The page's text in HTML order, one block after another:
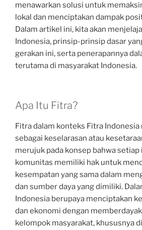
menawarkan solusi untuk
lokal dan menciptakan dampak
Dalam artikel ini, kita akan
Indonesia, prinsip-prinsip dasar
gerakan ini, serta penerapannya
terutama di masyarakat Indonesia.
Apa Itu Fitra?
Fitra dalam konteks Fitra
sebagai keselarasan atau
merujuk pada konsep bahwa setiap
komunitas memiliki hak untuk
kesempatan yang sama dalam
dan sumber daya yang dimiliki.
Indonesia berupaya menciptakan
dan ekonomi dengan
kelompok masyarakat, khususnya